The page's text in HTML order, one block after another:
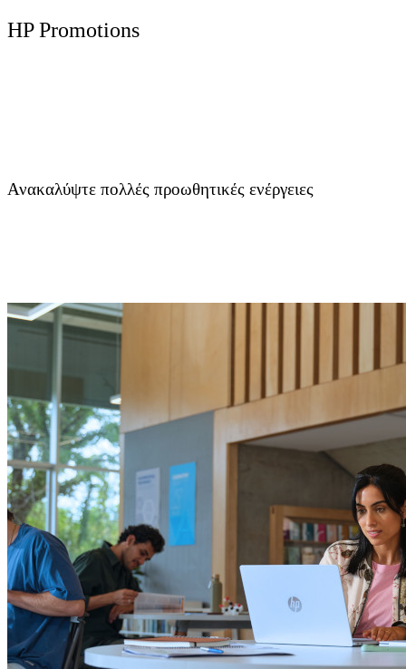
HP Promotions
Ανακαλύψτε πολλές προωθητικές ενέργειες